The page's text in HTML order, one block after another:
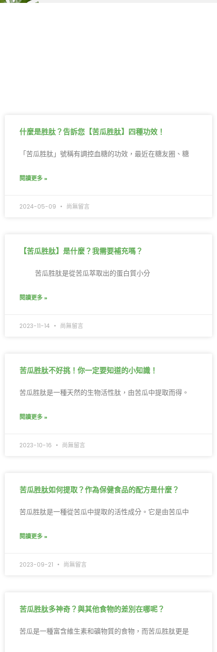
什麼是胜肽？告訴您【苦瓜胜肽】四種功效！
「苦瓜胜肽」號稱有調控血糖的功效，最近在糖友圈、糖
閱讀更多 »
2024-05-09 尚無留言
【苦瓜胜肽】是什麼？我需要補充嗎？
苦瓜胜肽是從苦瓜萃取出的蛋白質小分
閱讀更多 »
2023-11-14 尚無留言
苦瓜胜肽不好挑！你一定要知道的小知識！
苦瓜胜肽是一種天然的生物活性肽，由苦瓜中提取而得。
閱讀更多 »
2023-10-16 尚無留言
苦瓜胜肽如何提取？作為保健食品的配方是什麼？
苦瓜胜肽是一種從苦瓜中提取的活性成分。它是由苦瓜中
閱讀更多 »
2023-09-21 尚無留言
苦瓜胜肽多神奇？與其他食物的差別在哪呢？
苦瓜是一種富含維生素和礦物質的食物，而苦瓜胜肽更是